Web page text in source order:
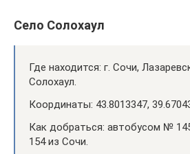
Село Солохаул
Где находится: г. Сочи,
Солохаул.
Координаты: 43.8013347,
Как добраться: автобусом №
154 из Сочи.